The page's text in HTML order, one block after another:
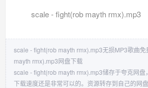
scale - fight(rob mayth rmx).mp3
scale - fight(rob mayth rmx).mp3无损MP3歌曲
mayth rmx).mp3网盘下载
scale - fight(rob mayth rmx).mp3储存于夸克网盘
下载速度还是非常可以的。资源转存到自己的网